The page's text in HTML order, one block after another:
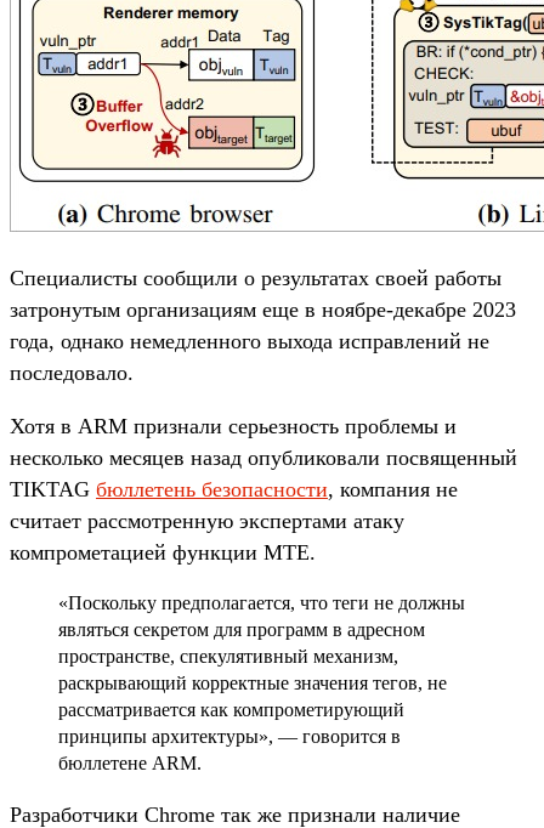
Специалисты сообщили о результатах своей работы
затронутым организациям еще в ноябре-декабре 2023
года, однако немедленного выхода исправлений не
последовало.
Хотя в ARM признали серьезность проблемы и
несколько месяцев назад опубликовали посвященный
TIKTAG бюллетень безопасности, компания не
считает рассмотренную экспертами атаку
компрометацией функции MTE.
«Поскольку предполагается, что теги не должны
являться секретом для программ в адресном
пространстве, спекулятивный механизм,
раскрывающий корректные значения тегов, не
рассматривается как компрометирующий
принципы архитектуры», — говорится в
бюллетене ARM.
Разработчики Chrome так же признали наличие